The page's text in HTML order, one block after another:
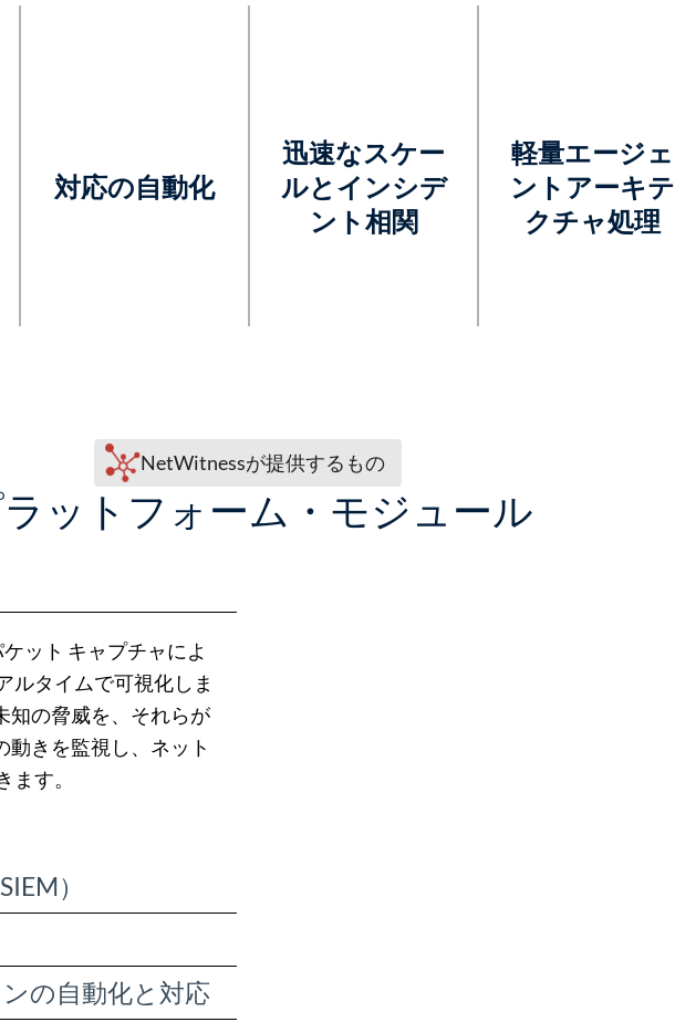
対応の自動化
迅速なスケー
ルとインシデ
ント相関
軽量エージェ
ントアーキテ
クチャ処理
NetWitnessが提供するもの
ットフォーム・モジュール
ット キャプチャによ
ルタイムで可視化しま
知の脅威を、それらが
きを監視し、ネット
す。
）
の自動化と対応